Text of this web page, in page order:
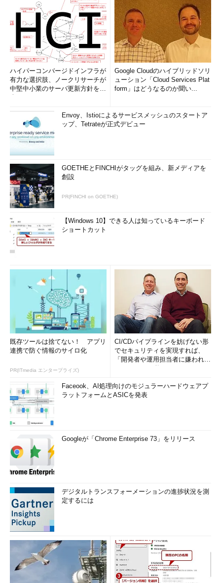
ハイパーコンバージドインフラが
有力な選択肢、ノークリサーチが
中堅中小業のサーバ更新方針を調
Google Cloudのハイブリッドソリ
ューション「Cloud Services Plat
form」はどうなるのか聞い...
Envoy、Istioによるサービスメッシュのスタートア
ップ、Tetrateが正式デビュー
GOETHEとFINCHIがタッグを組み、新メディアを
創設
PR(FINCHI on GOETHE)
【Windows 10】できる人は知っているキーボード
ショートカット
既存ツールは捨てない！ アプリ
連携で防ぐ情報のサイロ化
PR(ITmedia エンタープライズ)
CI/CDパイプラインを妨げない形
でセキュリティを実現すれば、
「開発者や運用担当者に嫌われな
Faceook、AI処理向けのモジュラーハードウェアプ
ラットフォームとASICを発表
Googleが「Chrome Enterprise 73」をリリース
デジタルトランスフォーメーションの進捗状況を測
定するには